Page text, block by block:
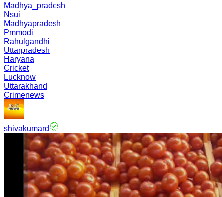
Madhya_pradesh
Nsui
Madhyapradesh
Pmmodi
Rahulgandhi
Uttarpradesh
Haryana
Cricket
Lucknow
Uttarakhand
Crimenews
shivakumard